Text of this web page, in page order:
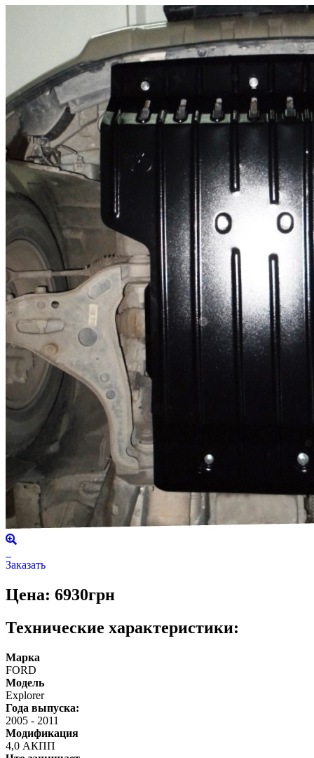
Заказать
Цена: 6930грн
Технические характеристики:
Марка
FORD
Модель
Explorer
Года выпуска:
2005 - 2011
Модификация
4,0 АКПП